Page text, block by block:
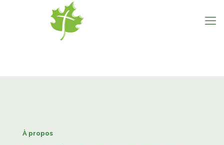
À propos